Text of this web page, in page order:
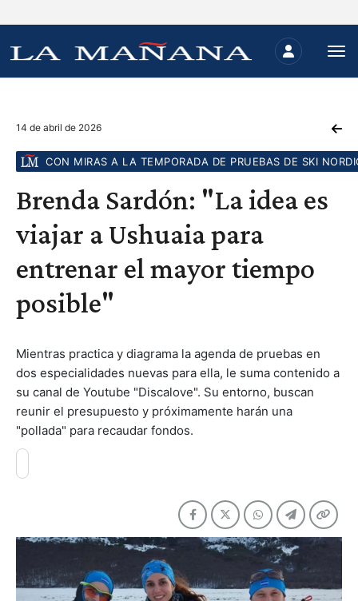
14 de abril de 2026
CON MIRAS A LA TEMPORADA DE PRUEBAS DE SKI
Brenda Sardón: "La idea es
viajar a Ushuaia para
entrenar el mayor tiempo
posible"
Mientras practica y diagrama la agenda de pruebas en
dos especialidades nuevas para ella, le suma contenido a
su canal de Youtube "Discalove". Su entorno, buscan
reunir el presupuesto y próximamente harán una
"pollada" para recaudar fondos.